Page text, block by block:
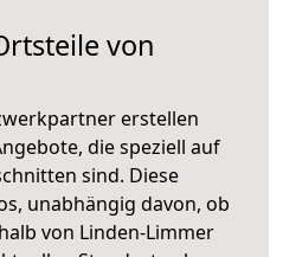
von
erstellen
die speziell auf
sind. Diese
unabhängig davon, ob
von Linden-Limmer